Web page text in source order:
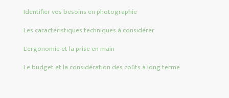
Identifier vos besoins en photographie
Les caractéristiques techniques à considérer
L'ergonomie et la prise en main
Le budget et la considération des coûts à long terme